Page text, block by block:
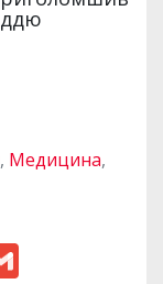
, Медицина,